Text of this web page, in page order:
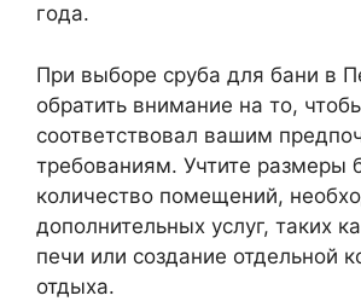
года.
При выборе сруба для бани в
обратить внимание на то,
соответствовал вашим
требованиям. Учтите размеры
количество помещений,
дополнительных услуг, таких
печи или создание отдельной
отдыха.